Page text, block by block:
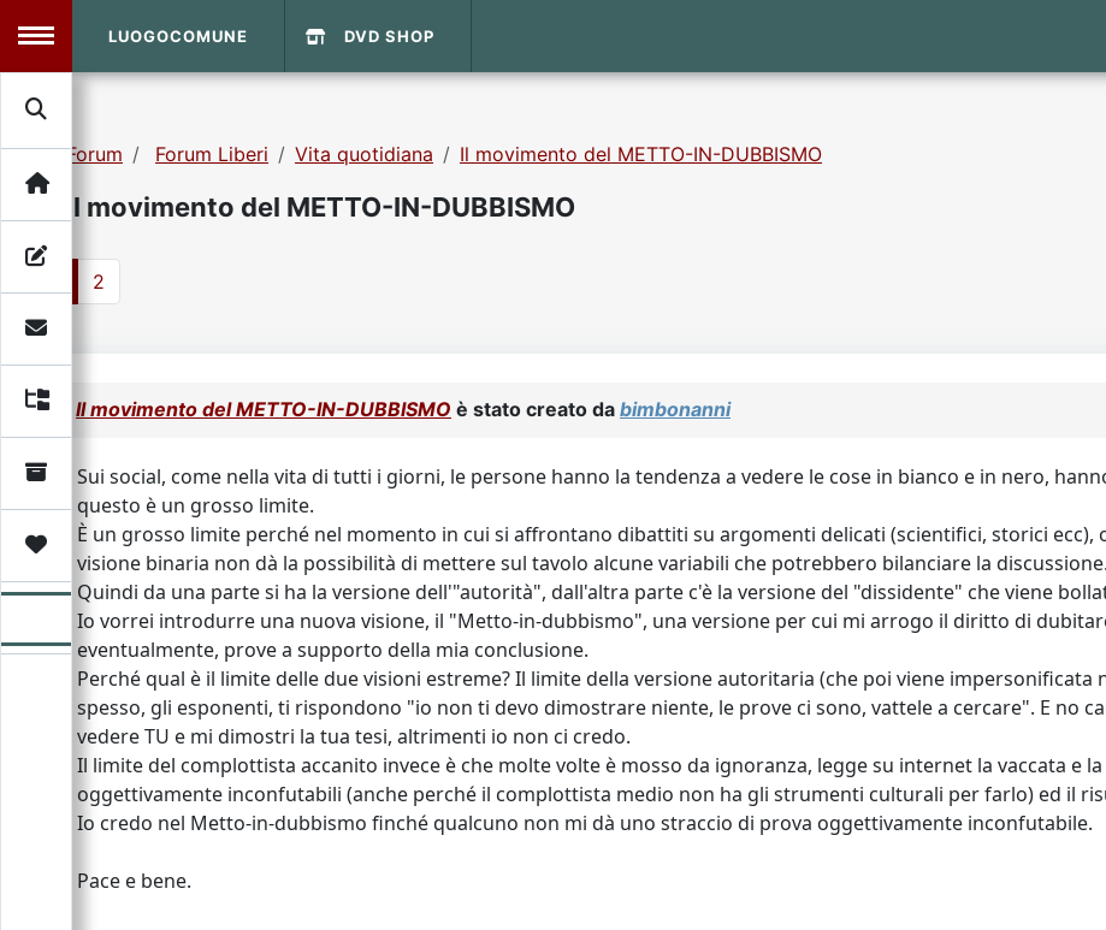
MENU
Search
DVD Shop
Info Sito
Login
Vecchio Sito
Archivio
Video
Forum
Donazione
LUOGOCOMUNE DVD SHOP
Forum Forum Liberi Vita quotidiana Il movimento del METTO-IN-DUBBISMO
Il movimento del METTO-IN-DUBBISMO
2
Il movimento del METTO-IN-DUBBISMO è stato creato da bimbonanni
Sui social, come nella vita di tutti i giorni, le persone hanno la tendenza a vedere le cose in bianco e in nero,
questo è un grosso limite.
È un grosso limite perché nel momento in cui si affrontano dibattiti su argomenti delicati (scientifici, storici
visione binaria non dà la possibilità di mettere sul tavolo alcune variabili che potrebbero bilanciare la discussione.
Quindi da una parte si ha la versione dell'"autorità", dall'altra parte c'è la versione del "dissidente" che viene
Io vorrei introdurre una nuova visione, il "Metto-in-dubbismo", una versione per cui mi arrogo il diritto di
eventualmente, prove a supporto della mia conclusione.
Perché qual è il limite delle due visioni estreme? Il limite della versione autoritaria (che poi viene
spesso, gli esponenti, ti rispondono "io non ti devo dimostrare niente, le prove ci sono, vattele a cercare". E no
vedere TU e mi dimostri la tua tesi, altrimenti io non ci credo.
Il limite del complottista accanito invece è che molte volte è mosso da ignoranza, legge su internet la vaccata e
oggettivamente inconfutabili (anche perché il complottista medio non ha gli strumenti culturali per farlo) ed il
Io credo nel Metto-in-dubbismo finché qualcuno non mi dà uno straccio di prova oggettivamente inconfutabile.
Pace e bene.